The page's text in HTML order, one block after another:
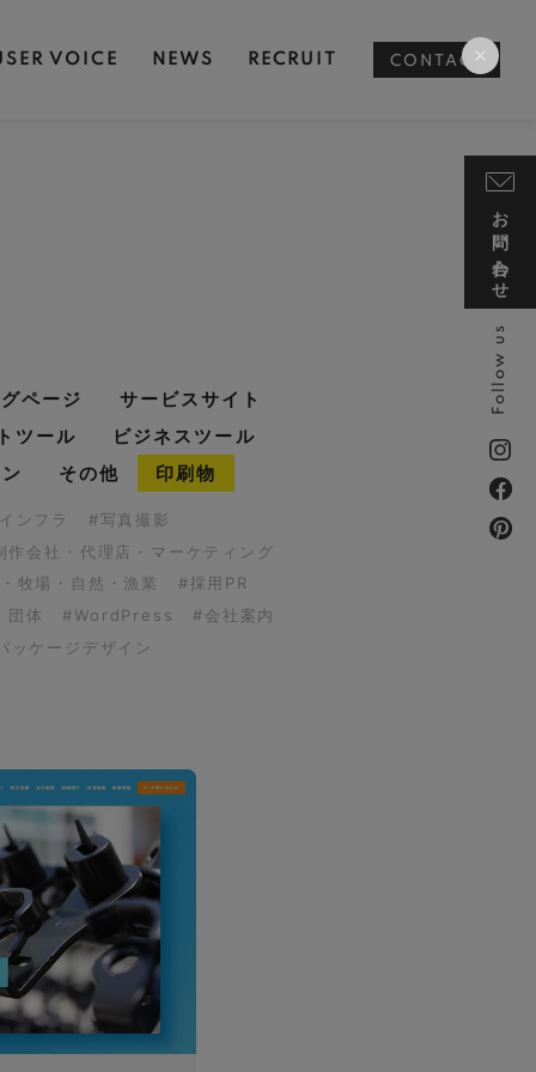
VOICE NEWS RECRUIT CONTACT
ページ
サービスサイト
ツール
ビジネスツール
その他 印刷物
ンフラ
#写真撮影
作会社・代理店・マーケティング
牧場・自然・漁業
#採用PR
団体
#WordPress
#会社案内
ッケージデザイン
お問い合わせ
Follow us